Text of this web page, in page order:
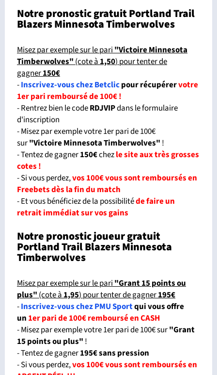
Notre pronostic gratuit Portland Trail
Blazers Minnesota Timberwolves
Misez par exemple sur le pari"Victoire Minnesota
Timberwolves"(cote à1,50) pour tenter de
gagner150€
-Inscrivez-vous chez Betclicpour récupérervotre
1er pari remboursé de 100€ !
- Rentrez bien le codeRDJVIPdans le formulaire
d'inscription
- Misez par exemple votre 1er pari de 100€
sur"Victoire Minnesota Timberwolves" !
- Tentez de gagner150€chezle site aux très grosses
cotes !
- Si vous perdez,vos 100€ vous sont remboursés en
Freebets dès la fin du match
- Et vous bénéficiez de la possibilitéde faire un
retrait immédiat sur vos gains
Notre pronostic joueur gratuit
Portland Trail Blazers Minnesota
Timberwolves
Misez par exemple sur le pari"Grant 15 points ou
plus"(cote à1,95) pour tenter de gagner195€
-Inscrivez-vous chez PMU Sportqui vous offre
un 1er pari de 100€ remboursé en CASH
- Misez par exemple votre 1er pari de 100€ sur"Grant
15 points ou plus" !
- Tentez de gagner195€ sans pression
- Si vous perdez,vos 100€ vous sont remboursés en